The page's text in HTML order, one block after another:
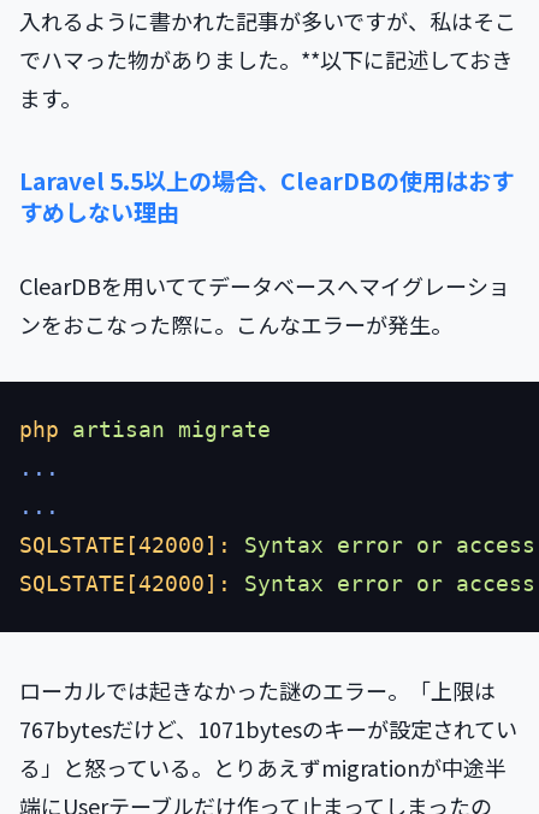
入れるように書かれた記事が多いですが、私はそこ
でハマった物がありました。**以下に記述しておき
ます。
Laravel 5.5以上の場合、ClearDBの使用はおす
すめしない理由
ClearDBを用いててデータベースへマイグレーショ
ンをおこなった際に。こんなエラーが発生。
php artisan
SQLSTATE[42000]:
Syntax error or access
SQLSTATE[42000]:
Syntax error or access
ローカルでは起きなかった謎のエラー。「上限は
767bytesだけど、1071bytesのキーが設定されてい
る」と怒っている。とりあえずmigrationが中途半
端にUserテーブルだけ作って止まってしまったの